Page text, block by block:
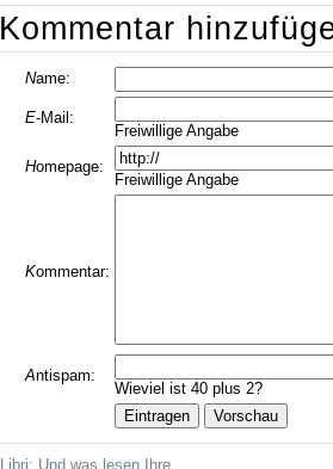
Kommentar
Name:
E-Mail:
Freiwillige Angabe
Homepage:
Freiwillige Angabe
Kommentar:
Antispam:
Wieviel ist 40 plus 2?
Libri: Und was lesen Ihre